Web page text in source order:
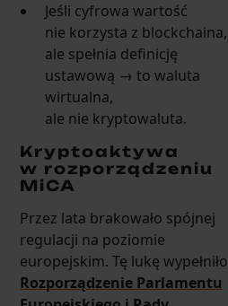
Jeśli cyfrowa wartość
nie korzysta z blockchaina,
ale spełnia definicję
ustawową → to waluta
wirtualna,
ale nie kryptowaluta.
Kryptoaktywa
w rozporządzeniu
MiCA
Przez lata brakowało spójnej
regulacji na poziomie
europejskim. Tę lukę wypełniło
Rozporządzenie Parlamentu